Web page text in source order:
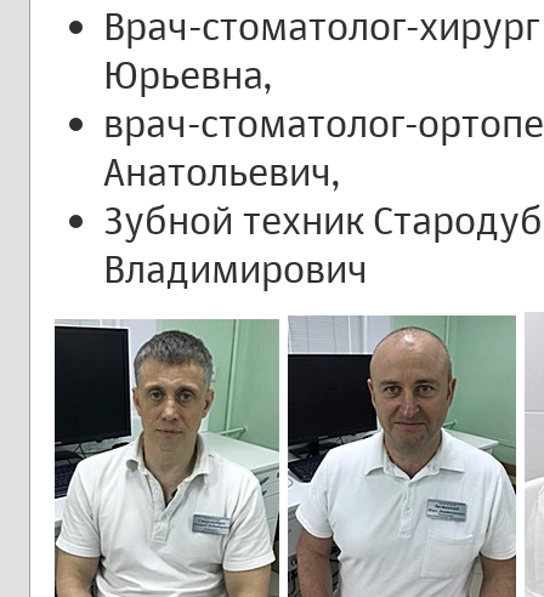
Врач-стоматолог-
Юрьевна,
врач-стоматолог-
Анатольевич,
Зубной техник
Владимирович